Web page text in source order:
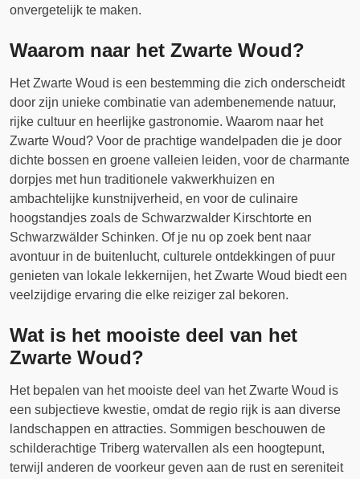
onvergetelijk te maken.
Waarom naar het Zwarte Woud?
Het Zwarte Woud is een bestemming die zich onderscheidt
door zijn unieke combinatie van adembenemende natuur,
rijke cultuur en heerlijke gastronomie. Waarom naar het
Zwarte Woud? Voor de prachtige wandelpaden die je door
dichte bossen en groene valleien leiden, voor de charmante
dorpjes met hun traditionele vakwerkhuizen en
ambachtelijke kunstnijverheid, en voor de culinaire
hoogstandjes zoals de Schwarzwalder Kirschtorte en
Schwarzwälder Schinken. Of je nu op zoek bent naar
avontuur in de buitenlucht, culturele ontdekkingen of puur
genieten van lokale lekkernijen, het Zwarte Woud biedt een
veelzijdige ervaring die elke reiziger zal bekoren.
Wat is het mooiste deel van het
Zwarte Woud?
Het bepalen van het mooiste deel van het Zwarte Woud is
een subjectieve kwestie, omdat de regio rijk is aan diverse
landschappen en attracties. Sommigen beschouwen de
schilderachtige Triberg watervallen als een hoogtepunt,
terwijl anderen de voorkeur geven aan de rust en sereniteit